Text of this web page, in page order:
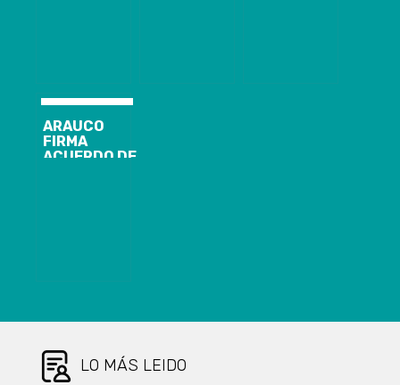
ARAUCO
FIRMA
ACUERDO DE
PLANTA DE
LO MÁS LEIDO